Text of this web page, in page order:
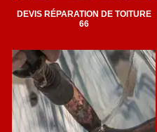
DEVIS RÉPARATION DE TOITURE
66